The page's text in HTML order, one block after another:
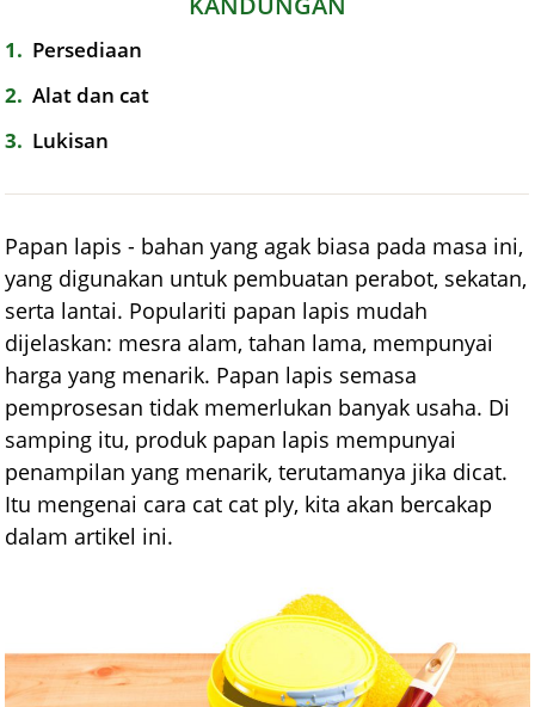
1
Persediaan
2 Alat dan cat
3
Lukisan
Papan lapis - bahan yang agak biasa pada masa ini,
yang digunakan untuk pembuatan perabot, sekatan,
serta lantai. Populariti papan lapis mudah
dijelaskan: mesra alam, tahan lama, mempunyai
harga yang menarik. Papan lapis semasa
pemprosesan tidak memerlukan banyak usaha. Di
samping itu, produk papan lapis mempunyai
penampilan yang menarik, terutamanya jika dicat.
Itu mengenai cara cat cat ply, kita akan bercakap
dalam artikel ini.